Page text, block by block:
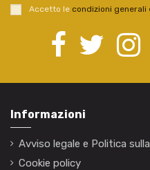
Accetto le condizioni generali
Informazioni
Avviso legale e Politica
Cookie policy